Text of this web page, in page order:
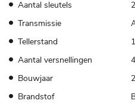
Aantal sleutels
2
Transmissie
Tellerstand
Aantal versnellingen
4
Bouwjaar
Brandstof